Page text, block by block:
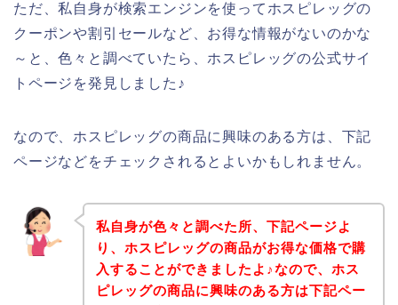
ただ、私自身が検索エンジンを使ってホスピレッグの
クーポンや割引セールなど、お得な情報がないのかな
～と、色々と調べていたら、ホスピレッグの公式サイ
トページを発見しました♪
なので、ホスピレッグの商品に興味のある方は、下記
ページなどをチェックされるとよいかもしれません。
私自身が色々と調べた所、下記ページよ
り、ホスピレッグの商品がお得な価格で購
入することができましたよ♪なので、ホス
ピレッグの商品に興味のある方は下記ペー